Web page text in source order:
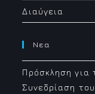
Διαύγεια
Νεα
Πρόσκληση για
Συνεδρίαση